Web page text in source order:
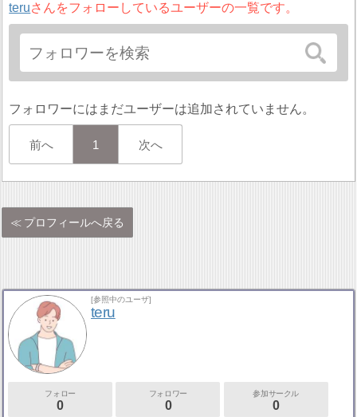
teruさんをフォローしているユーザーの一覧です。
フォロワーにはまだユーザーは追加されていません。
前へ 1 次へ
プロフィールへ戻る
[参照中のユーザ]
teru
フォロー
0
フォロワー
0
参加サークル
0